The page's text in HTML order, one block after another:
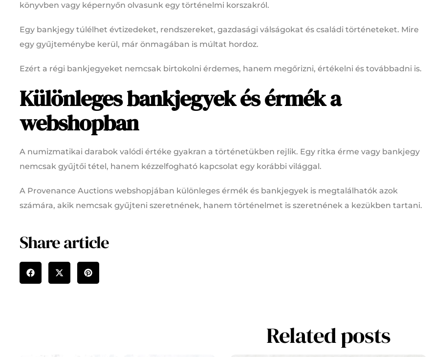
könyvben vagy képernyőn olvasunk egy történelmi korszakról.
Egy bankjegy túlélhet évtizedeket, rendszereket, gazdasági válságokat és családi történeteket. Mire
egy gyűjteménybe kerül, már önmagában is múltat hordoz.
Ezért a régi bankjegyeket nemcsak birtokolni érdemes, hanem megőrizni, értékelni és továbbadni is.
Különleges bankjegyek és érmék a
webshopban
A numizmatikai darabok valódi értéke gyakran a történetükben rejlik. Egy ritka érme vagy bankjegy
nemcsak gyűjtői tétel, hanem kézzelfogható kapcsolat egy korábbi világgal.
A Provenance Auctions webshopjában különleges érmék és bankjegyek is megtalálhatók azok
számára, akik nemcsak gyűjteni szeretnének, hanem történelmet is szeretnének a kezükben tartani.
Share article
Related posts